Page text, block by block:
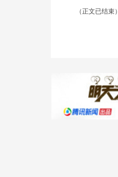
（正文已结束）